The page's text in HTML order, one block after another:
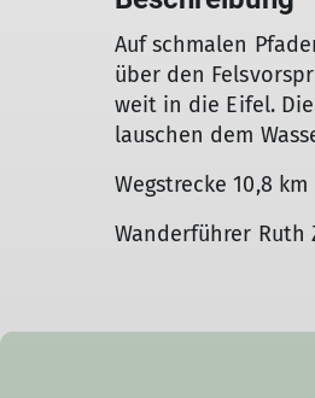
Auf schmalen
über den
weit in die Eifel.
lauschen dem
Wegstrecke 10,8
Wanderführer Ruth